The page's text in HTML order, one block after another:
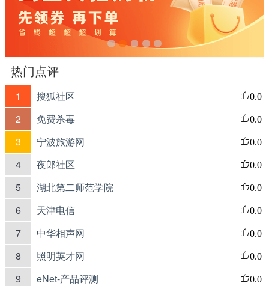
热门点评
1 搜狐社区 0.0
2 免费杀毒 0.0
3 宁波旅游网 0.0
4 夜郎社区 0.0
5 湖北第二师范学院 0.0
6 天津电信 0.0
7 中华相声网 0.0
8 照明英才网 0.0
9 eNet-产品评测 0.0